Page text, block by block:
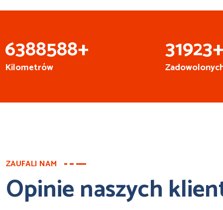
6999931+
Kilometrów
35000
ZAUFALI NAM
Opinie naszych